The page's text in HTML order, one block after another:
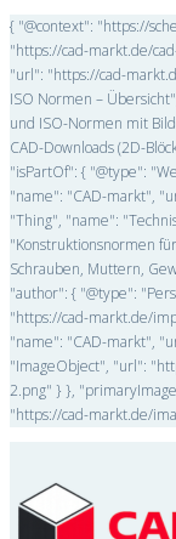
{ "@context": "https://
"https://cad-markt.de/
"url": "https://cad-
ISO Normen –
und ISO-Normen mit
CAD-Downloads (2D-
"isPartOf": { "@type":
"name": "CAD-markt",
"Thing", "name":
"Konstruktionsnormen
Schrauben, Muttern,
"author": { "@type":
"https://cad-markt.de/
"name": "CAD-markt",
"ImageObject", "url":
2.png" } },
"https://cad-markt.de/